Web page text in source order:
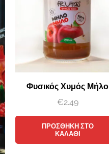
Φυσικός Χυμός Μήλο
€2.49
ΠΡΟΣΘΉΚΗ ΣΤΟ
ΚΑΛΆΘΙ